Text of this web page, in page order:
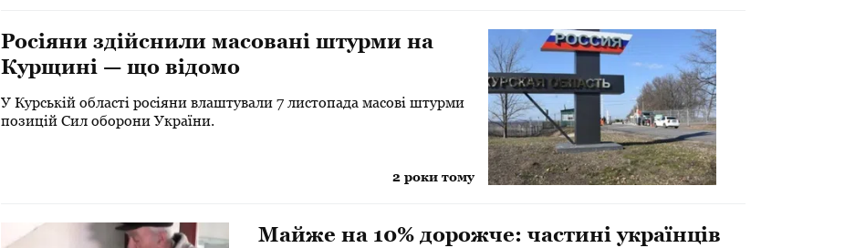
Росіяни здійснили масовані штурми на
Курщині — що відомо
У Курській області росіяни влаштували 7 листопада масові штурми
позицій Сил оборони України.
2 роки тому
Майже на 10% дорожче: частині українців